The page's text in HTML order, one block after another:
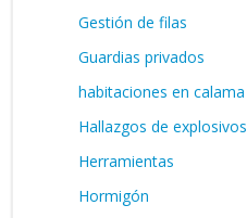
Gestión de filas
Guardias privados
habitaciones en calama
Hallazgos de explosivos
Herramientas
Hormigón